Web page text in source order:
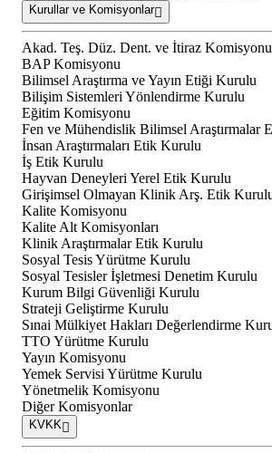
Kurullar ve Komisyonlar
Akad. Teş. Düz. Dent. ve İtiraz Komisyonu
BAP Komisyonu
Bilimsel Araştırma ve Yayın Etiği Kurulu
Bilişim Sistemleri Yönlendirme Kurulu
Eğitim Komisyonu
Fen ve Mühendislik Bilimsel Araştırmalar
İnsan Araştırmaları Etik Kurulu
İş Etik Kurulu
Hayvan Deneyleri Yerel Etik Kurulu
Girişimsel Olmayan Klinik Arş. Etik
Kalite Komisyonu
Kalite Alt Komisyonları
Klinik Araştırmalar Etik Kurulu
Sosyal Tesis Yürütme Kurulu
Sosyal Tesisler İşletmesi Denetim Kurulu
Kurum Bilgi Güvenliği Kurulu
Strateji Geliştirme Kurulu
Sınai Mülkiyet Hakları Değerlendirme
TTO Yürütme Kurulu
Yayın Komisyonu
Yemek Servisi Yürütme Kurulu
Yönetmelik Komisyonu
Diğer Komisyonlar
KVKK